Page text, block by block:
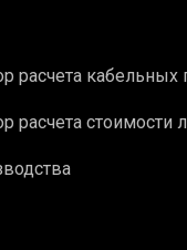
расчета кабельных
расчета стоимости